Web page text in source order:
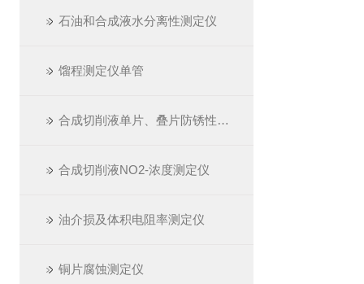
石油和合成液水分离性测定仪
馏程测定仪单管
合成切削液单片、叠片防锈性测定仪
合成切削液NO2-浓度测定仪
油介损及体积电阻率测定仪
铜片腐蚀测定仪